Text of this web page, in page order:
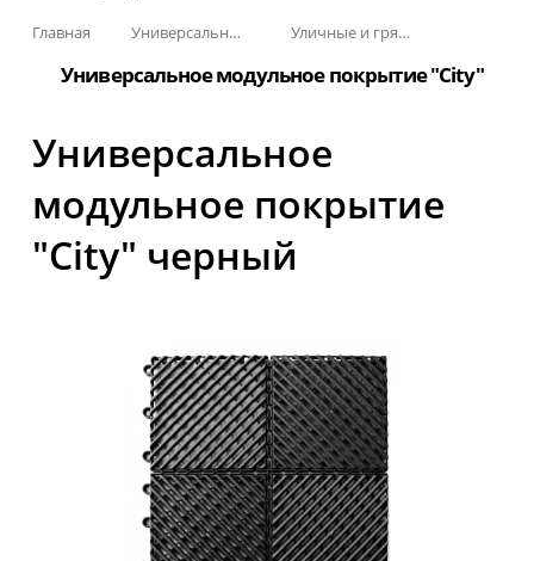
Главная Универсальные модульные покрытия Уличные и грязезащитные покрытия
Универсальное модульное покрытие "City"
Универсальное
модульное покрытие
"City" черный